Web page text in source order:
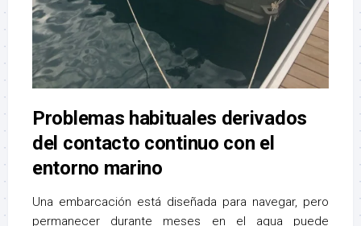
Problemas habituales derivados
del contacto continuo con el
entorno marino
Una embarcación está diseñada para navegar, pero
permanecer durante meses en el agua puede